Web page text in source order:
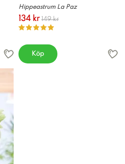
Hippeastrum La Paz
134 kr 149 kr
Köp